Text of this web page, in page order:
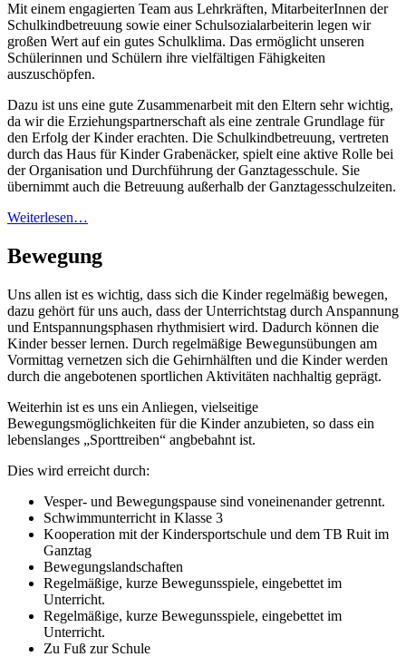
Mit einem engagierten Team aus Lehrkräften, MitarbeiterInnen der
Schulkindbetreuung sowie einer Schulsozialarbeiterin legen wir
großen Wert auf ein gutes Schulklima. Das ermöglicht unseren
Schülerinnen und Schülern ihre vielfältigen Fähigkeiten
auszuschöpfen.
Dazu ist uns eine gute Zusammenarbeit mit den Eltern sehr wichtig,
da wir die Erziehungspartnerschaft als eine zentrale Grundlage für
den Erfolg der Kinder erachten. Die Schulkindbetreuung, vertreten
durch das Haus für Kinder Grabenäcker, spielt eine aktive Rolle bei
der Organisation und Durchführung der Ganztagesschule. Sie
übernimmt auch die Betreuung außerhalb der Ganztagesschulzeiten.
Weiterlesen…
Bewegung
Uns allen ist es wichtig, dass sich die Kinder regelmäßig bewegen,
dazu gehört für uns auch, dass der Unterrichtstag durch Anspannung
und Entspannungsphasen rhythmisiert wird. Dadurch können die
Kinder besser lernen. Durch regelmäßige Bewegunsübungen am
Vormittag vernetzen sich die Gehirnhälften und die Kinder werden
durch die angebotenen sportlichen Aktivitäten nachhaltig geprägt.
Weiterhin ist es uns ein Anliegen, vielseitige
Bewegungsmöglichkeiten für die Kinder anzubieten, so dass ein
lebenslanges „Sporttreiben“ angbebahnt ist.
Dies wird erreicht durch:
Vesper- und Bewegungspause sind voneinenander getrennt.
Schwimmunterricht in Klasse 3
Kooperation mit der Kindersportschule und dem TB Ruit im
Ganztag
Bewegungslandschaften
Regelmäßige, kurze Bewegunsspiele, eingebettet im
Unterricht.
Regelmäßige, kurze Bewegunsspiele, eingebettet im
Unterricht.
Zu Fuß zur Schule